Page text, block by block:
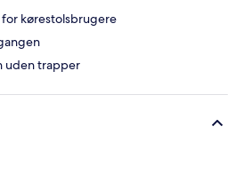
kørestolsbrugere
uden trapper